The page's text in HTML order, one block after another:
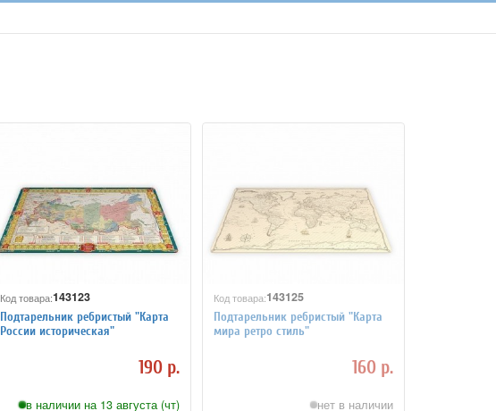
Код товара:143123
Подтарельник ребристый "Карта
России историческая"
190 р.
в наличии на 13 августа (чт)
Код товара:143125
Подтарельник ребристый "Карта
мира ретро стиль"
160 р.
нет в наличии